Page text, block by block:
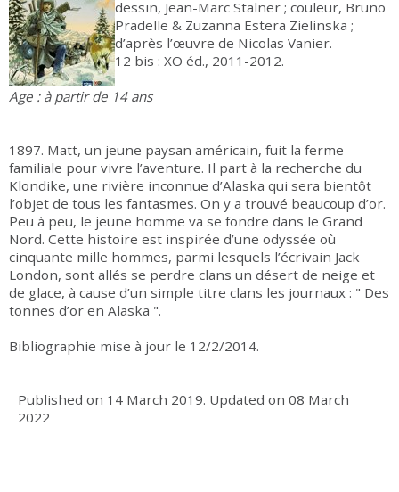
dessin, Jean-Marc Stalner ; couleur, Bruno
Pradelle & Zuzanna Estera Zielinska ;
d’après l’œuvre de Nicolas Vanier.
12 bis : XO éd., 2011-2012.
Age : à partir de 14 ans
1897. Matt, un jeune paysan américain, fuit la ferme
familiale pour vivre l’aventure. Il part à la recherche du
Klondike, une rivière inconnue d’Alaska qui sera bientôt
l’objet de tous les fantasmes. On y a trouvé beaucoup d’or.
Peu à peu, le jeune homme va se fondre dans le Grand
Nord. Cette histoire est inspirée d’une odyssée où
cinquante mille hommes, parmi lesquels l’écrivain Jack
London, sont allés se perdre clans un désert de neige et
de glace, à cause d’un simple titre clans les journaux : " Des
tonnes d’or en Alaska ".
Bibliographie mise à jour le 12/2/2014.
Published on 14 March 2019. Updated on 08 March
2022